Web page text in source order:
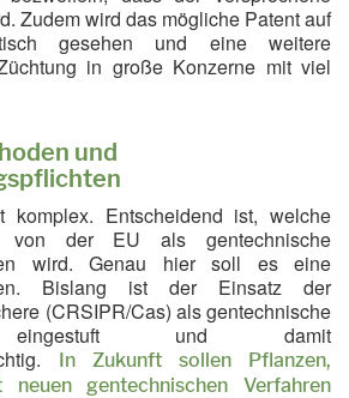
Zudem wird das mögliche Patent auf
gesehen und eine weitere
in große Konzerne mit viel
und
komplex. Entscheidend ist, welche
von der EU als gentechnische
wird. Genau hier soll es eine
Bislang ist der Einsatz der
(CRSIPR/Cas) als gentechnische
eingestuft und damit
In Zukunft sollen Pflanzen,
gentechnischen Verfahren